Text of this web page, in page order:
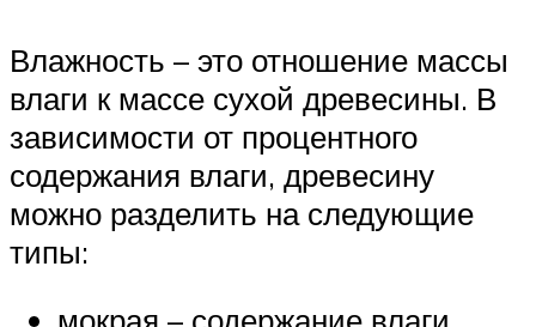
Влажность – это отношение массы
влаги к массе сухой древесины. В
зависимости от процентного
содержания влаги, древесину
можно разделить на следующие
типы: